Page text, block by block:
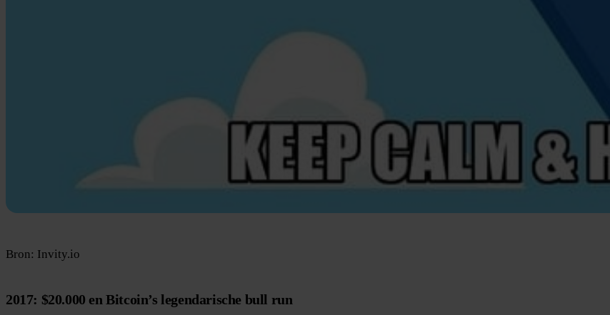
Bron: Invity.io
2017: $20.000 en Bitcoin’s legendarische bull run